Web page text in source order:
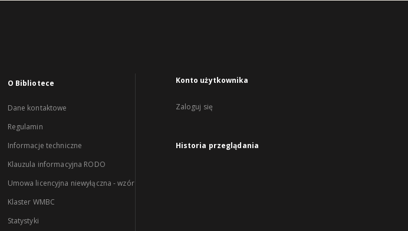
O Bibliotece
Dane kontaktowe
Regulamin
Informacje techniczne
Klauzula informacyjna RODO
Umowa licencyjna niewyłączna - wzór
Klaster WMBC
Statystyki
Konto użytkownika
Zaloguj się
Historia przeglądania